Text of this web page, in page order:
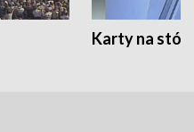
Karty na